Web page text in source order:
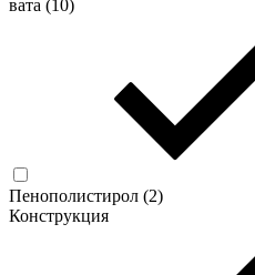
вата (10)
Пенополистирол (2)
Конструкция